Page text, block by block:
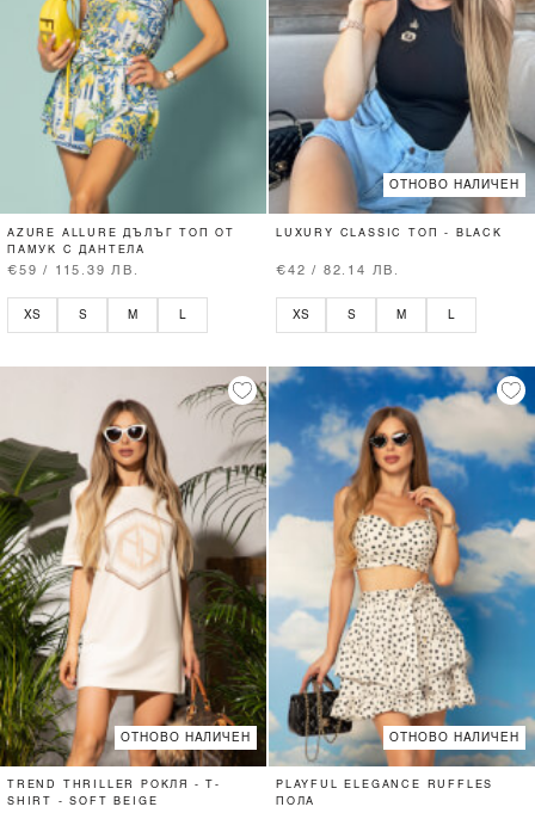
AZURE ALLURE ДЪЛЪГ ТОП ОТ
ПАМУК С ДАНТЕЛА
€59 / 115.39 ЛВ.
XS S M L
ОТНОВО НАЛИЧЕН
LUXURY CLASSIC ТОП - BLACK
€42 / 82.14 ЛВ.
XS S M L
ОТНОВО НАЛИЧЕН
TREND THRILLER РОКЛЯ - T-
SHIRT - SOFT BEIGE
ОТНОВО НАЛИЧЕН
PLAYFUL ELEGANCE RUFFLES
ПОЛА